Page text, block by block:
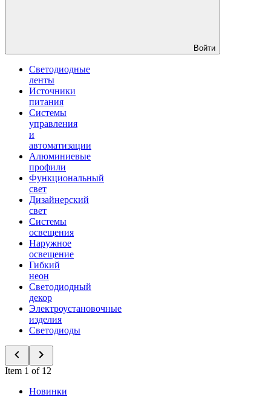
Войти
Светодиодные
ленты
Источники
питания
Системы
управления
и
автоматизации
Алюминиевые
профили
Функциональный
свет
Дизайнерский
свет
Системы
освещения
Наружное
освещение
Гибкий
неон
Светодиодный
декор
Электроустановочные
изделия
Светодиоды
Item 1 of 12
Новинки